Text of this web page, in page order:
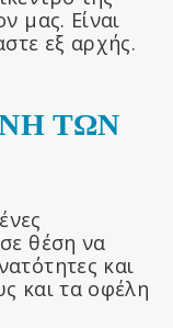
μας. Είναι
εξ αρχής.
ΤΩΝ
θέση να
και
και τα οφέλη